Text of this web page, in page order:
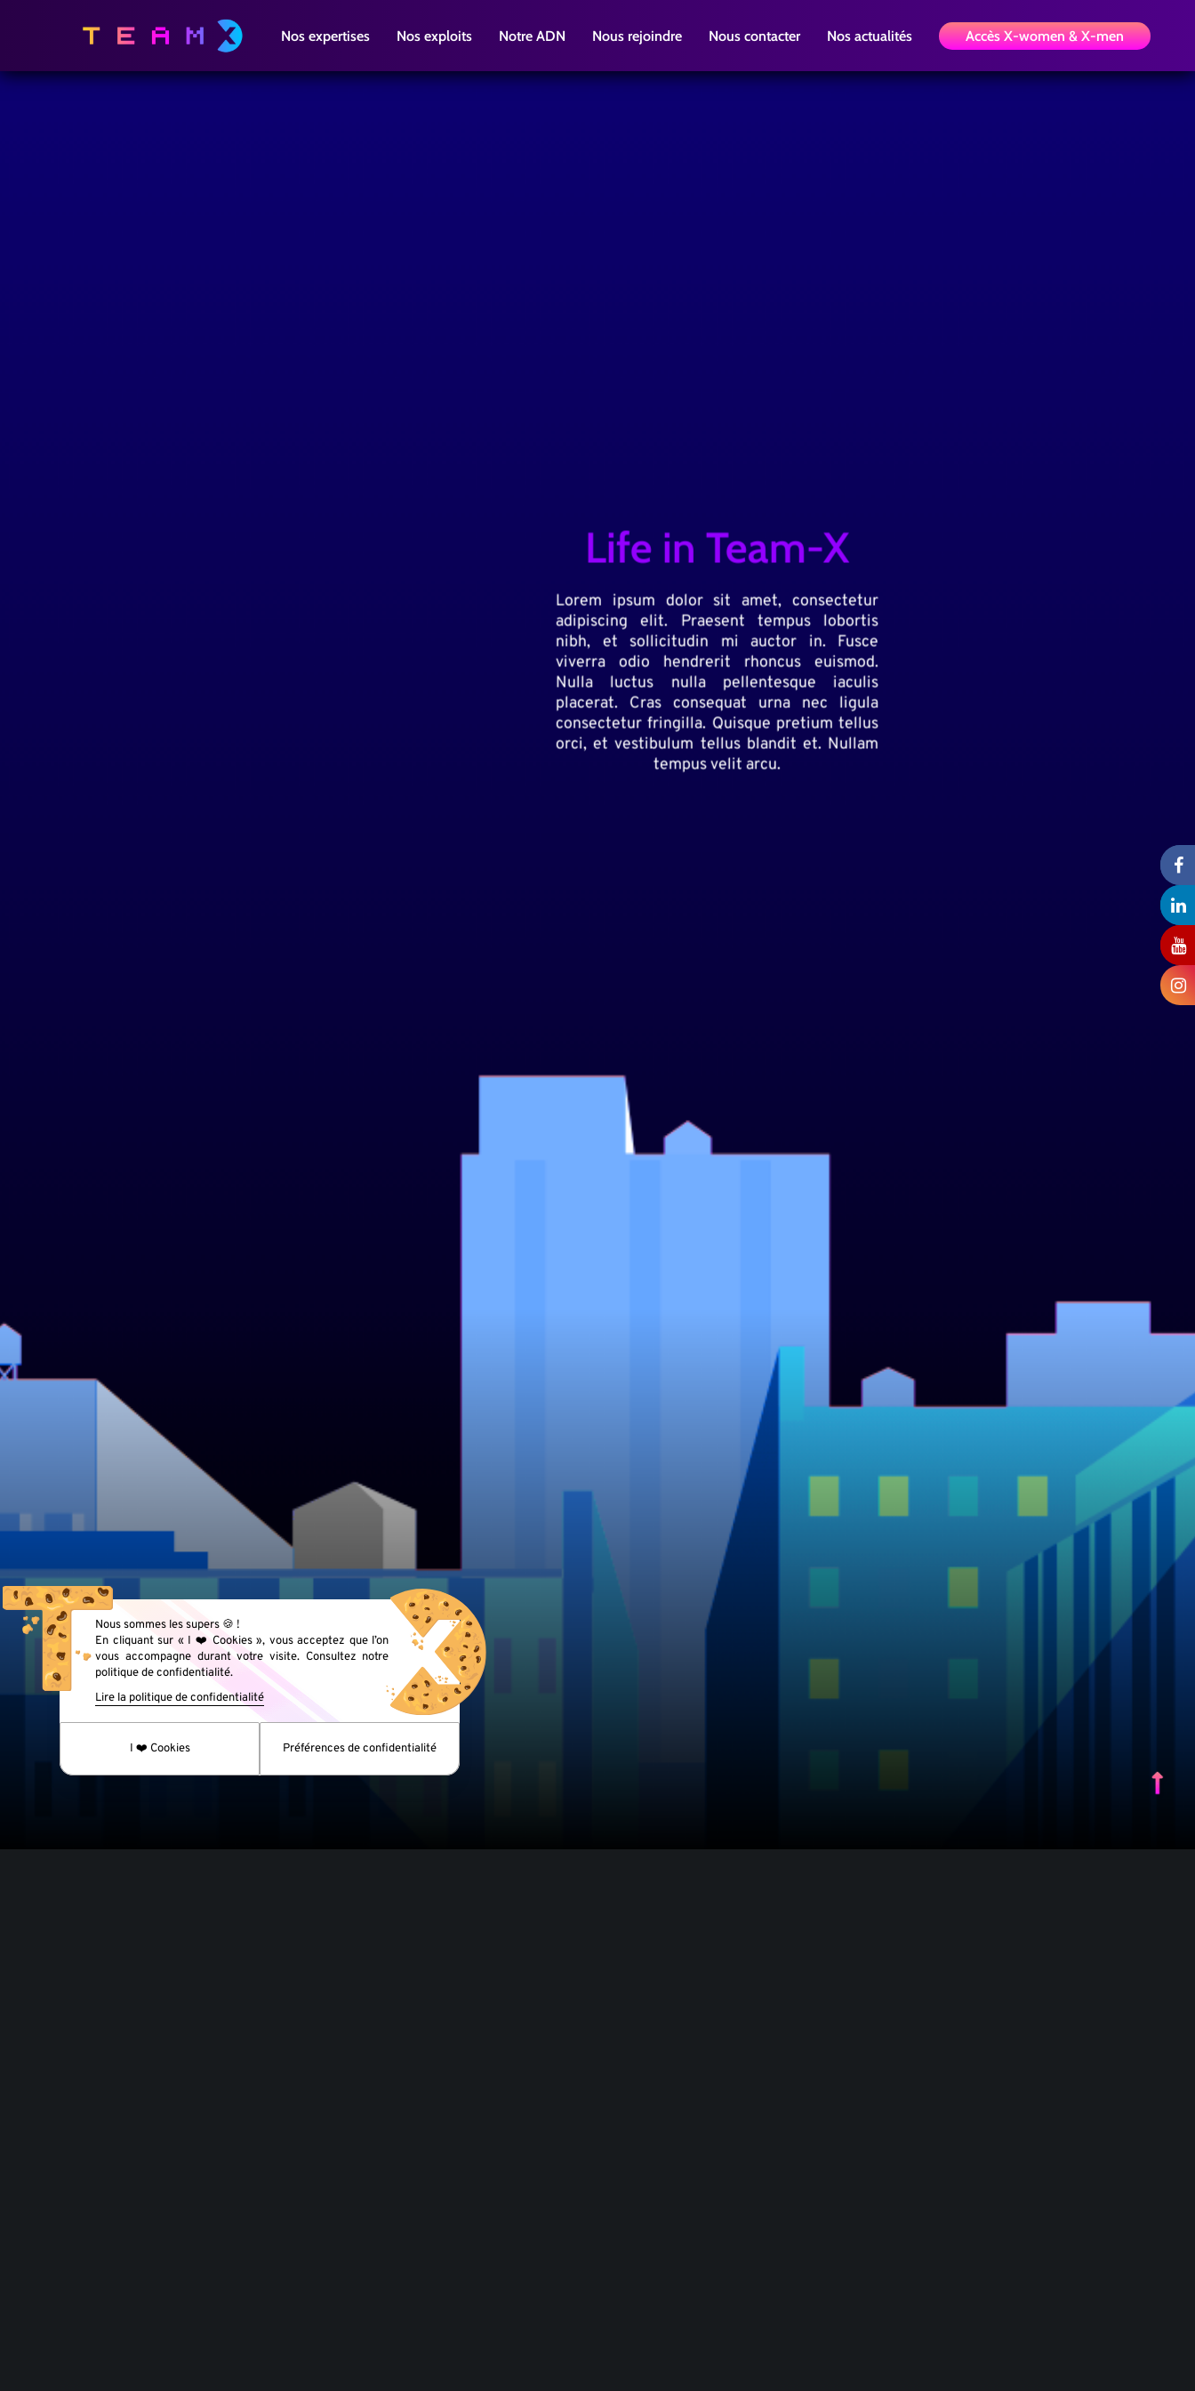
Nos expertises Nos exploits Notre ADN Nous rejoindre Nous contacter Nos actualités Accès X-women & X-men
Life in Team-X
Lorem ipsum dolor sit amet, consectetur
adipiscing elit. Praesent tempus lobortis
nibh, et sollicitudin mi auctor in. Fusce
viverra odio hendrerit rhoncus euismod.
Nulla luctus nulla pellentesque iaculis
placerat. Cras consequat urna nec ligula
consectetur fringilla. Quisque pretium tellus
orci, et vestibulum tellus blandit et. Nullam
tempus velit arcu.
Nous sommes les supers 🍪 !
En cliquant sur « I ❤️ Cookies », vous acceptez que l’on
vous accompagne durant votre visite. Consultez notre
politique de confidentialité.
Lire la politique de confidentialité
Préférences de confidentialité
I ❤️ Cookies